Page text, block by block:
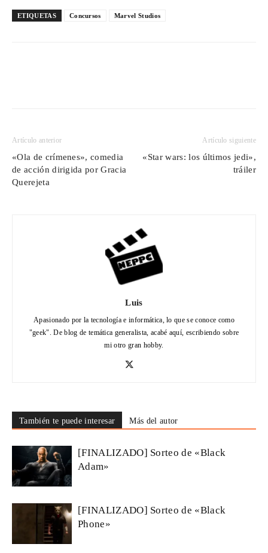
ETIQUETAS Concursos Marvel Studios
Artículo anterior
«Ola de crímenes», comedia
de acción dirigida por Gracia
Querejeta
Artículo siguiente
«Star wars: los últimos jedi»,
tráiler
Luis
Apasionado por la tecnología e informática, lo que se conoce como
"geek". De blog de temática generalista, acabé aquí, escribiendo sobre
mi otro gran hobby.
También te puede interesar Más del autor
[FINALIZADO] Sorteo de «Black
Adam»
[FINALIZADO] Sorteo de «Black
Phone»